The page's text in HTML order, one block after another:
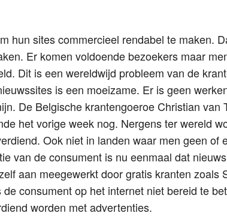
hun sites commercieel rendabel te maken.
Er komen voldoende bezoekers maar
Dit is een wereldwijd probleem van de
is een moeizame. Er is geen
De Belgische krantengoeroe Christian van
het vorige week nog. Nergens ter wereld
Ook niet in landen waar men geen of
van de consument is nu eenmaal dat
aan meegewerkt door gratis kranten zoals
consument op het internet niet bereid te
worden met advertenties.